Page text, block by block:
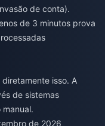
de conta).
de 3 minutos prova
isso. A
de sistemas
de 2026